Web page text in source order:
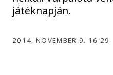
játéknapján.
2014. NOVEMBER 9. 16:29